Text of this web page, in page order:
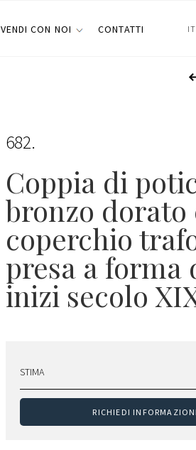
VENDI CON NOI CONTATTI IT
682
Coppia di
bronzo dorato
coperchio
presa a forma
inizi secolo
STIMA
RICHIEDI